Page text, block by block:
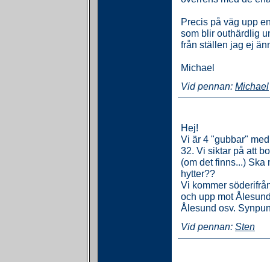
Precis på väg upp
som blir outhärdlig
från ställen jag ej
Michael
Vid pennan: Michael
Hej!
Vi är 4 "gubbar"
32. Vi siktar på att
(om det finns...)
hytter??
Vi kommer
och upp mot
Ålesund osv.
Vid pennan: Sten